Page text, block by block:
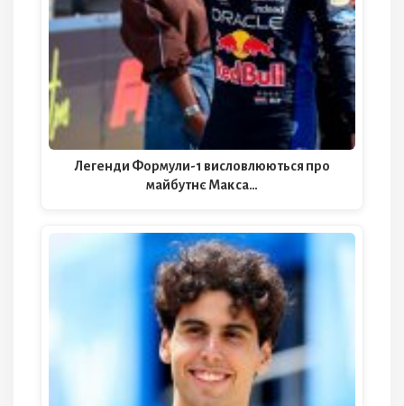
Легенди Формули-1 висловлюються про
майбутнє Макса…